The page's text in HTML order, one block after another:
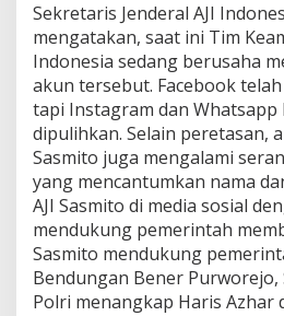
Sekretaris Jenderal AJI
mengatakan, saat ini Tim
Indonesia sedang berusaha
akun tersebut. Facebook
tapi Instagram dan Whatsapp
dipulihkan. Selain peretasan,
Sasmito juga mengalami
yang mencantumkan nama
AJI Sasmito di media sosial
mendukung pemerintah
Sasmito mendukung
Bendungan Bener Purworejo,
Polri menangkap Haris Azhar